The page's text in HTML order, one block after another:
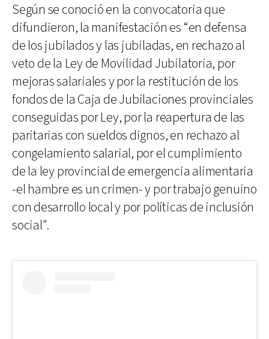
Según se conoció en la convocatoria que
difundieron, la manifestación es “en defensa
de los jubilados y las jubiladas, en rechazo al
veto de la Ley de Movilidad Jubilatoria, por
mejoras salariales y por la restitución de los
fondos de la Caja de Jubilaciones provinciales
conseguidas por Ley, por la reapertura de las
paritarias con sueldos dignos, en rechazo al
congelamiento salarial, por el cumplimiento
de la ley provincial de emergencia alimentaria
-el hambre es un crimen- y por trabajo genuino
con desarrollo local y por políticas de inclusión
social".